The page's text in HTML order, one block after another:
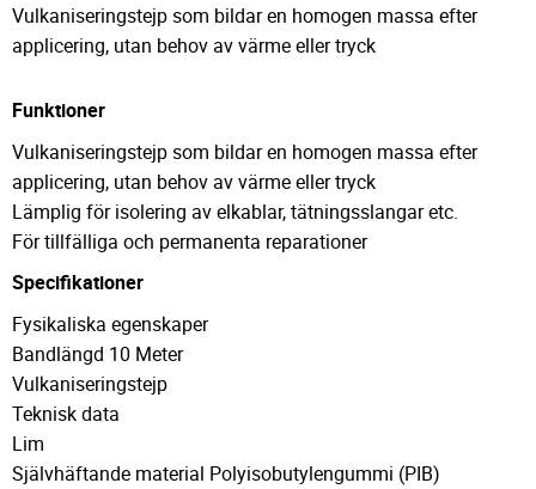
Vulkaniseringstejp som bildar en homogen massa efter
applicering, utan behov av värme eller tryck
Funktioner
Vulkaniseringstejp som bildar en homogen massa efter
applicering, utan behov av värme eller tryck
Lämplig för isolering av elkablar, tätningsslangar etc.
För tillfälliga och permanenta reparationer
Specifikationer
Fysikaliska egenskaper
Bandlängd 10 Meter
Vulkaniseringstejp
Teknisk data
Lim
Självhäftande material Polyisobutylengummi (PIB)